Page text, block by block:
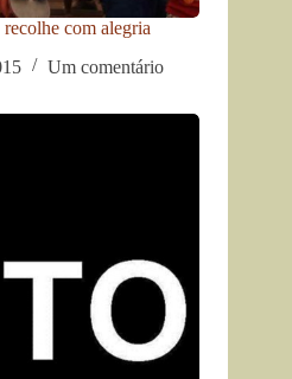
com alegria
Um comentário